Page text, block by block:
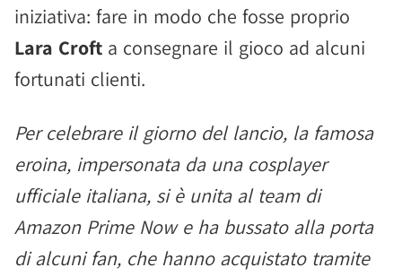
iniziativa: fare in modo che fosse proprio
Lara Croft a consegnare il gioco ad alcuni
fortunati clienti.
Per celebrare il giorno del lancio, la famosa
eroina, impersonata da una cosplayer
ufficiale italiana, si è unita al team di
Amazon Prime Now e ha bussato alla porta
di alcuni fan, che hanno acquistato tramite